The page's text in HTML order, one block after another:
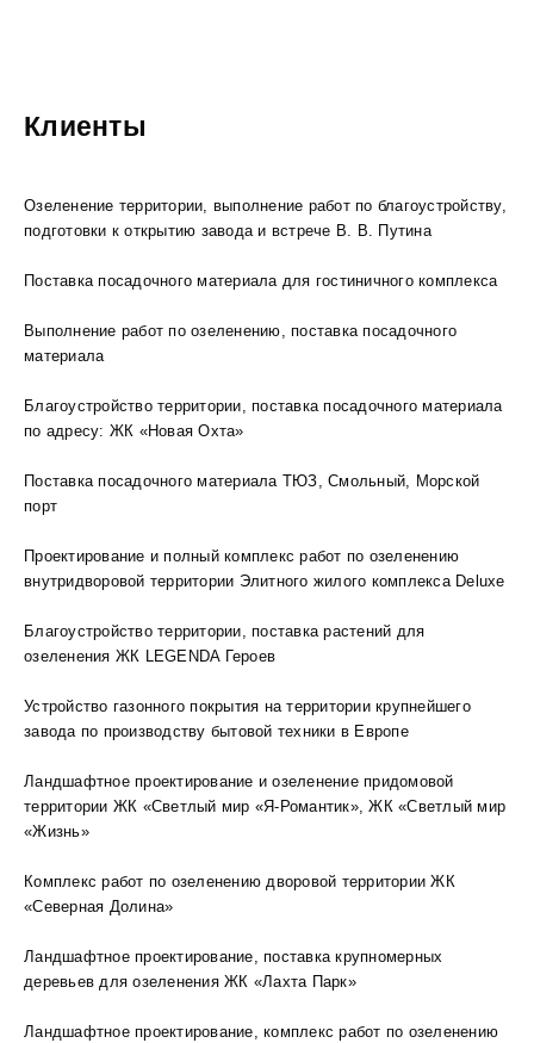
Клиенты
Озеленение территории, выполнение работ по благоустройству,
подготовки к открытию завода и встрече В. В. Путина
Поставка посадочного материала для гостиничного комплекса
Выполнение работ по озеленению, поставка посадочного
материала
Благоустройство территории, поставка посадочного материала
по адресу: ЖК «Новая Охта»
Поставка посадочного материала ТЮЗ, Смольный, Морской
порт
Проектирование и полный комплекс работ по озеленению
внутридворовой территории Элитного жилого комплекса Deluxe
Благоустройство территории, поставка растений для
озеленения ЖК LEGENDA Героев
Устройство газонного покрытия на территории крупнейшего
завода по производству бытовой техники в Европе
Ландшафтное проектирование и озеленение придомовой
территории ЖК «Светлый мир «Я-Романтик», ЖК «Светлый мир
«Жизнь»
Комплекс работ по озеленению дворовой территории ЖК
«Северная Долина»
Ландшафтное проектирование, поставка крупномерных
деревьев для озеленения ЖК «Лахта Парк»
Ландшафтное проектирование, комплекс работ по озеленению